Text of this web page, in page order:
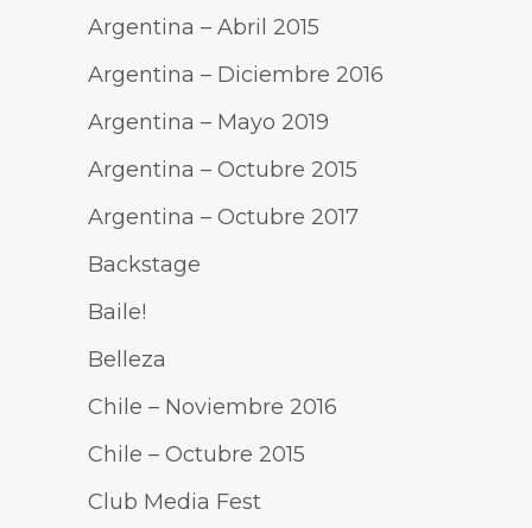
Argentina – Abril 2015
Argentina – Diciembre 2016
Argentina – Mayo 2019
Argentina – Octubre 2015
Argentina – Octubre 2017
Backstage
Baile!
Belleza
Chile – Noviembre 2016
Chile – Octubre 2015
Club Media Fest